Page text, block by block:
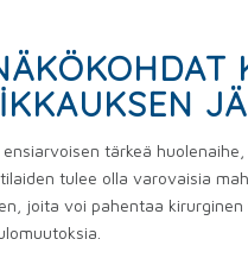
tärkeä
tulee olla varovaisia
joita voi pahentaa